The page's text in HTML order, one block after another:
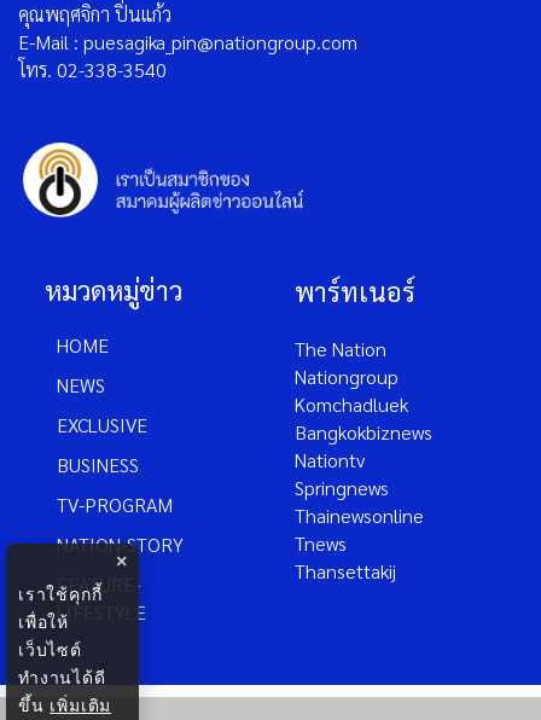
คุณพฤศจิกา ปิ่นแก้ว
E-Mail : puesagika_pin@nationgroup.com
โทร. 02-338-3540
หมวดหมู่ข่าว
HOME
NEWS
EXCLUSIVE
BUSINESS
TV-PROGRAM
NATION-STORY
FEATURE-
LIFESTYLE
พาร์ทเนอร์
The Nation
Nationgroup
Komchadluek
Bangkokbiznews
Nationtv
Springnews
Thainewsonline
Tnews
Thansettakij
×
เราใช้คุกกี้
เพื่อให้
เว็บไซต์
ทำงานได้ดี
ขึ้น เพิ่มเติม